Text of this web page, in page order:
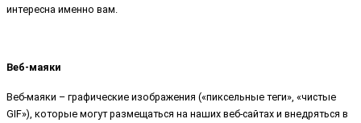
интересна именно вам.
Веб-маяки
Веб-маяки – графические изображения («пиксельные теги», «чистые
GIF»), которые могут размещаться на наших веб-сайтах и внедряться в